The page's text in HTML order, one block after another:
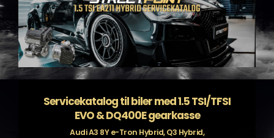
Ventilrens
Værksted
Servicekatalog til biler med 1.5 TSI/TFSI
EVO & DQ400E gearkasse
Audi A3 8Y e-Tron Hybrid, Q3 Hybrid,